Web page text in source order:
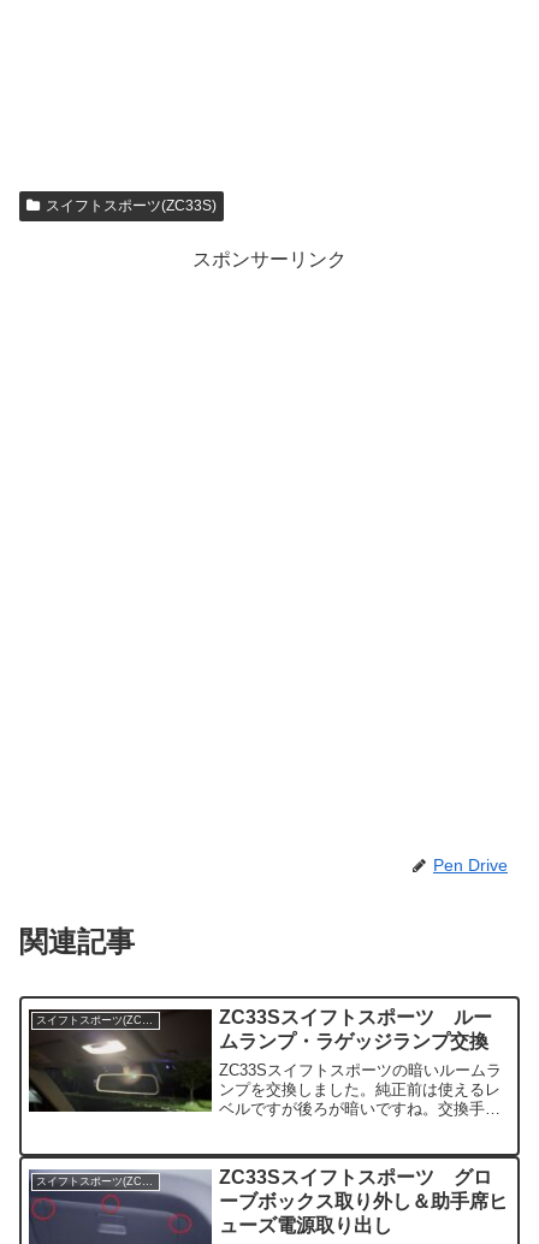
スイフトスポーツ(ZC33S)
スポンサーリンク
Pen Drive
関連記事
スイフトスポーツ(ZC33S)
ZC33Sスイフトスポーツ ルー
ムランプ・ラゲッジランプ交換
ZC33Sスイフトスポーツの暗いルームラ
ンプを交換しました。純正前は使えるレ
ベルですが後ろが暗いですね。交換手順
がしを養生します。先端にマスキングテ
ープを貼って養生し...
ZC33Sスイフトスポーツ グロ
ーブボックス取り外し＆助手席ヒ
ューズ電源取り出し